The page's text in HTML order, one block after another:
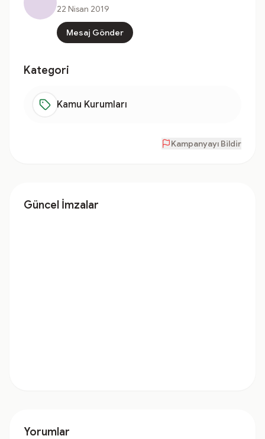
22 Nisan 2019
Mesaj Gönder
Kategori
Kamu Kurumları
Kampanyayı Bildir
Güncel İmzalar
Yorumlar